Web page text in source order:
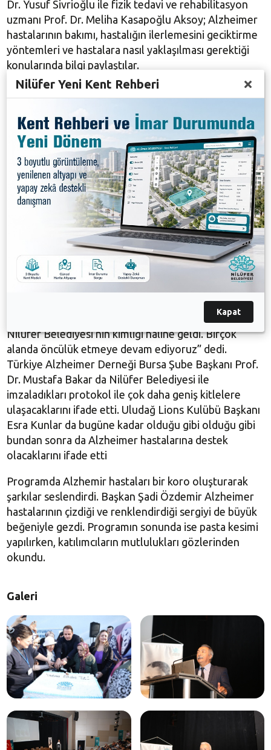
Dr. Yusuf Sivrioğlu ile fizik tedavi ve rehabilitasyon
uzmanı Prof. Dr. Meliha Kasapoğlu Aksoy; Alzheimer
hastalarının bakımı, hastalığın ilerlemesini geciktirme
yöntemleri ve hastalara nasıl yaklaşılması gerektiği
konularında bilgi paylaştılar.
KONUK EVİ’NDE RENKLİ GÜN
Nilüfer Belediyesi Lions ve Ercan Dikencik Alzheimer
Hasta Konuk Evi’nde de renkli bir etkinlik düzenlendi.
Çeşitli aktiviteler ve etkinliklerin düzenlediği
programa Nilüfer Belediye Başkanı Şadi Özdemir ve
eşi Nuray Özdemir de katıldı. Etkinlikte Türkiye
Alzheimer Derneği Bursa Şube Başkanı Prof. Dr.
Mustafa Bakar ve yönetim kurulu üyeleri, Uludağ
Lions Kulübü Başkanı Esra Kunlar, Uludağ Lions
Kulübü geçmiş dönem Başkanı İsmail İşyapan ve çok
sayıda davetli katıldı. Hastalarla yakından ilgilenen
Başkan Şadi Özdemir, onların daha rahat şartlarda
yapacaklarını söyledi. Başkan Şadi Özdemir, “Her
zaman sizlerin yanında olacağız. Sosyal çalışmalar
Nilüfer Belediyesi’nin kimliği haline geldi. Birçok
alanda öncülük etmeye devam ediyoruz” dedi.
Türkiye Alzheimer Derneği Bursa Şube Başkanı Prof.
Dr. Mustafa Bakar da Nilüfer Belediyesi ile
imzaladıkları protokol ile çok daha geniş kitlelere
ulaşacaklarını ifade etti. Uludağ Lions Kulübü Başkanı
Esra Kunlar da bugüne kadar olduğu gibi olduğu gibi
bundan sonra da Alzheimer hastalarına destek
olacaklarını ifade etti
Programda Alzhemir hastaları bir koro oluşturarak
şarkılar seslendirdi. Başkan Şadi Özdemir Alzheimer
hastalarının çizdiği ve renklendirdiği sergiyi de büyük
beğeniyle gezdi. Programın sonunda ise pasta kesimi
yapılırken, katılımcıların mutlulukları gözlerinden
okundu.
Galeri
Nilüfer Yeni Kent Rehberi
Kapat